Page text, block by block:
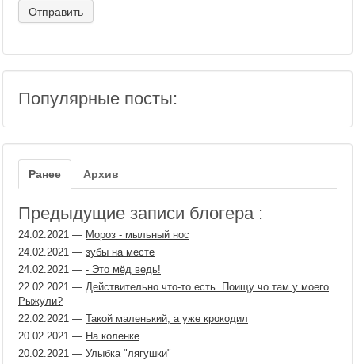
Популярные посты:
Ранее Архив
Предыдущие записи блогера :
24.02.2021 — Мороз - мыльный нос
24.02.2021 — зубы на месте
24.02.2021 — - Это мёд ведь!
22.02.2021 — Действительно что-то есть. Поищу чо там у моего
Рыжули?
22.02.2021 — Такой маленький, а уже крокодил
20.02.2021 — На коленке
20.02.2021 — Улыбка "лягушки"